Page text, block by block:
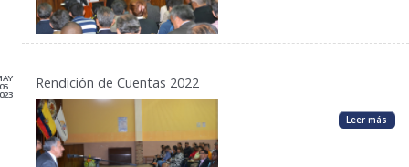
05 Rendición de Cuentas 2022
Leer más